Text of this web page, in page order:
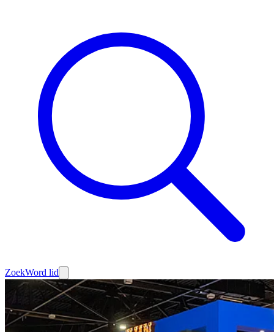
ZoekWord lid